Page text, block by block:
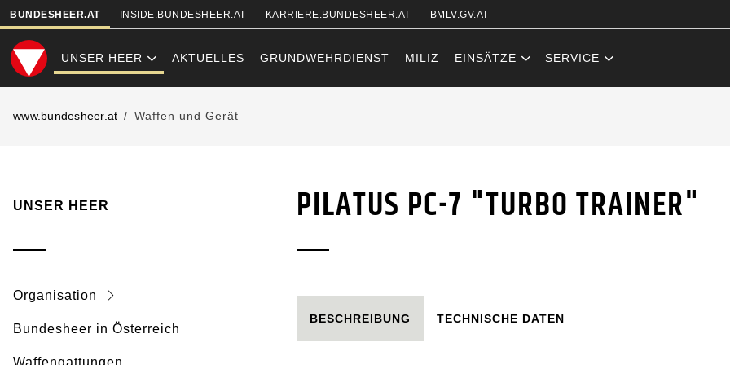
SKIPLINKS
BUNDESHEER.AT INSIDE.BUNDESHEER.AT KARRIERE.BUNDESHEER.AT BMLV.GV.AT
UNSER HEER AKTUELLES GRUNDWEHRDIENST MILIZ EINSÄTZE SERVICE
PILATUS PC-7 "TURBO
www.bundesheer.at Waffen und Gerät
UNSER HEER
Organisation
Bundesheer in Österreich
Waffengattungen
PILATUS PC-7 "TURBO TRAINER"
BESCHREIBUNG TECHNISCHE DATEN